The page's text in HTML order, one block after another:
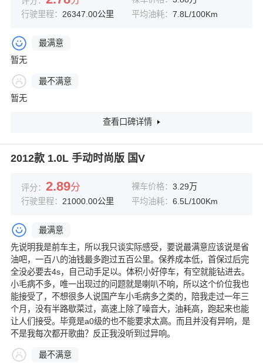
行驶里程： 26347.00公里 平均油耗： 7.8L/100Km
最满意
暂无
最不满意
暂无
查看口碑详情
2012款 1.0L 手动时尚版 国V
评分： 2.89分 裸车价格： 3.29万
行驶里程： 21000.00公里 平均油耗： 6.5L/100Km
最满意
先说明我是前车主，所以我只谈实际感受，要说最满意应该说是省
油吧，一百八的油钱最多跑过五百公里。保养成本低，首保过后完
全没必要去4s，自己动手足以。体积小好停车，有空就能钻进去。
小毛病不多，唯一出现过的问题就是喇叭不响，所以这个价位我也
能接受了，不想很多人说国产车小毛病多之类的，陪我走过一年三
个月，没有半路歇菜过，高速上除了噪音大，油耗高，跑起来也能
让人们接受。毕竟是a0级的也不能要求太高。而且并没有异响，是
不是我每次都开歌曲？反正我没听到过异响。
最不满意